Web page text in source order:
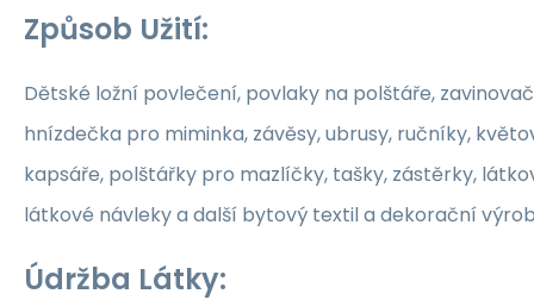
Způsob Užití:
Dětské ložní povlečení, povlaky na polštáře,
hnízdečka pro miminka, závěsy, ubrusy, ručníky,
kapsáře, polštářky pro mazlíčky, tašky, zástěrky,
látkové návleky a další bytový textil a dekorační
Údržba Látky: